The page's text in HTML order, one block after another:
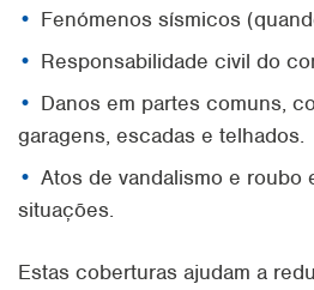
Fenómenos sísmicos
Responsabilidade civil do
Danos em partes comuns,
garagens, escadas e telhados.
Atos de vandalismo e roubo
situações.
Estas coberturas ajudam a